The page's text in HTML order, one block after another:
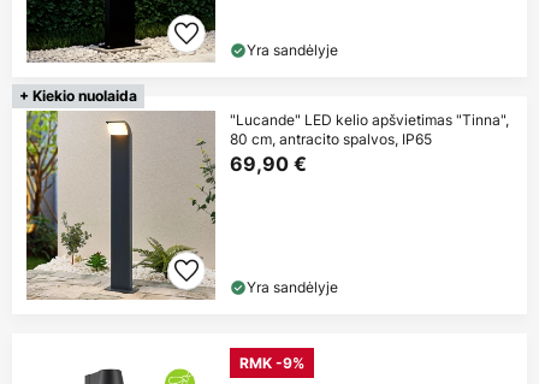
Yra sandėlyje
+ Kiekio nuolaida
"Lucande" LED kelio apšvietimas "Tinna",
80 cm, antracito spalvos, IP65
69,90 €
Yra sandėlyje
RMK -9%